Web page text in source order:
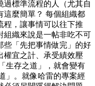
過標準流程的人（尤其自
這麼簡單？ 每個組織都
程，讓事情可以往下推
組織來說是一帖非吃不可
些「先把事情做完」的好
權宜之計、承受績效壓
生存之道」，就會變有
」。就像哈雷的專案經